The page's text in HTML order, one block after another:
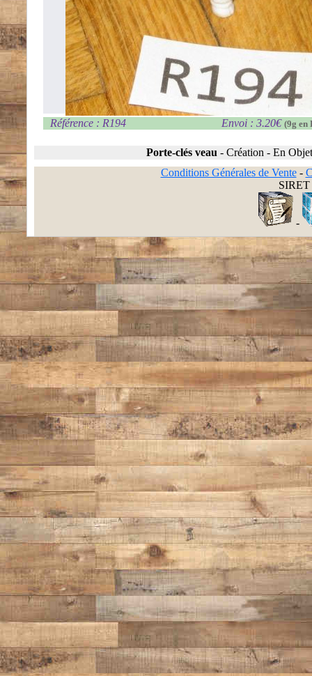
Référence : R194 Envoi : 3.20€ (9g en
Porte-clés veau - Création - En
Conditions Générales de Vente-
SIRET
-